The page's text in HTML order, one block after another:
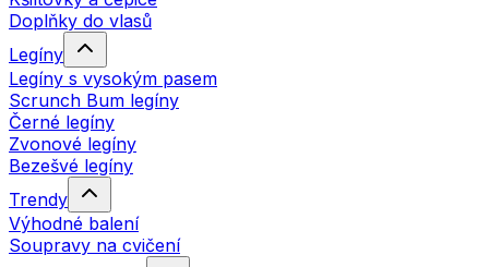
Doplňky do vlasů
Legíny
Legíny s vysokým pasem
Scrunch Bum legíny
Černé legíny
Zvonové legíny
Bezešvé legíny
Trendy
Výhodné balení
Soupravy na cvičení